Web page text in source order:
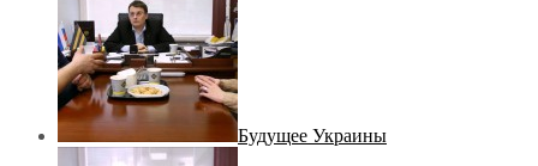
Будущее Украины